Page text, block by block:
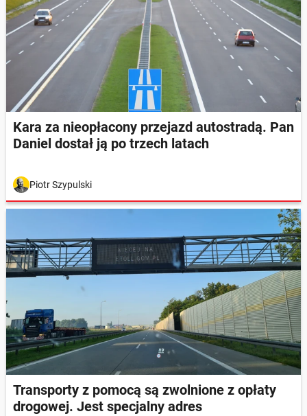
Kara za nieopłacony przejazd autostradą. Pan
Daniel dostał ją po trzech latach
Piotr Szypulski
Transporty z pomocą są zwolnione z opłaty
drogowej. Jest specjalny adres